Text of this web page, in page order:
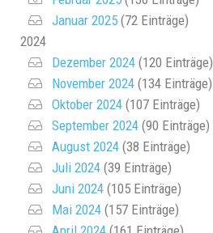
Januar 2025 (72 Einträge)
2024
Dezember 2024 (120 Einträge)
November 2024 (134 Einträge)
Oktober 2024 (107 Einträge)
September 2024 (90 Einträge)
August 2024 (38 Einträge)
Juli 2024 (39 Einträge)
Juni 2024 (105 Einträge)
Mai 2024 (157 Einträge)